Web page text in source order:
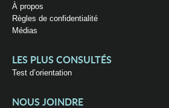
À propos
Règles de confidentialité
Médias
LES PLUS CONSULTÉS
Test d’orientation
NOUS JOINDRE